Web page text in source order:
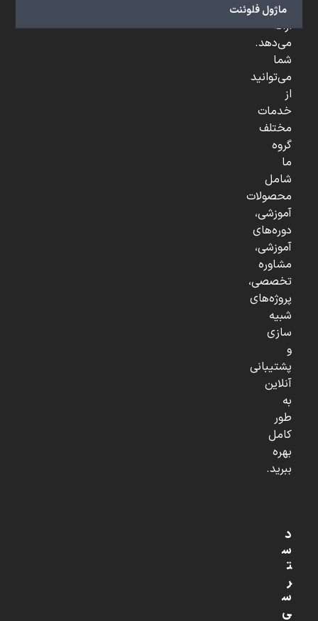
ماژول فلوئنت
...
ارائه
می‌دهد.
شما
می‌توانید
از
خدمات
مختلف
گروه
ما
شامل
محصولات
آموزشی،
دوره‌های
آموزشی،
مشاوره
تخصصی،
پروژه‌های
شبیه
سازی
و
پشتیبانی
آنلاین
به
طور
کامل
بهره
ببرید.
د
س
ت
ر
س
ی